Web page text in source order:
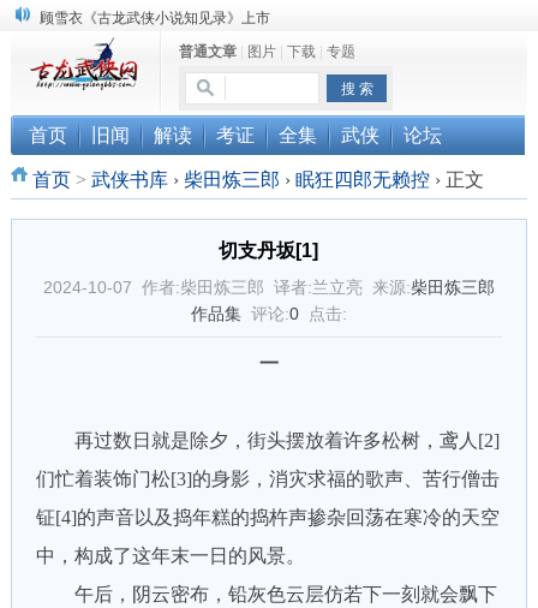
顾雪衣《古龙武侠小说知见录》上市
“武侠书库”查缺补漏活动圆满结束
《古龙小说原貌探究》修订版已上市
普通文章| 图片| 下载| 专题
首页 旧闻 解读 考证 全集 武侠 论坛
首页> 武侠书库 › 柴田炼三郎 › 眠狂四郎无赖控 ›正文
切支丹坂[1]
2024-10-07 作者:柴田炼三郎 译者:兰立亮 来源:柴田炼三郎
作品集评论:0点击:
一
再过数日就是除夕，街头摆放着许多松树，鸢人[2]
们忙着装饰门松[3]的身影，消灾求福的歌声、苦行僧击
钲[4]的声音以及捣年糕的捣杵声掺杂回荡在寒冷的天空
中，构成了这年末一日的风景。
午后，阴云密布，铅灰色云层仿若下一刻就会飘下